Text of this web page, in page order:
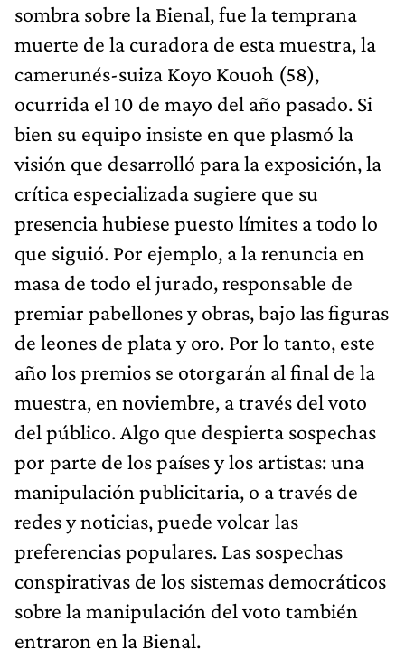
sombra sobre la Bienal, fue la temprana
muerte de la curadora de esta muestra, la
camerunés-suiza Koyo Kouoh (58),
ocurrida el 10 de mayo del año pasado. Si
bien su equipo insiste en que plasmó la
visión que desarrolló para la exposición, la
crítica especializada sugiere que su
presencia hubiese puesto límites a todo lo
que siguió. Por ejemplo, a la renuncia en
masa de todo el jurado, responsable de
premiar pabellones y obras, bajo las figuras
de leones de plata y oro. Por lo tanto, este
año los premios se otorgarán al final de la
muestra, en noviembre, a través del voto
del público. Algo que despierta sospechas
por parte de los países y los artistas: una
manipulación publicitaria, o a través de
redes y noticias, puede volcar las
preferencias populares. Las sospechas
conspirativas de los sistemas democráticos
sobre la manipulación del voto también
entraron en la Bienal.